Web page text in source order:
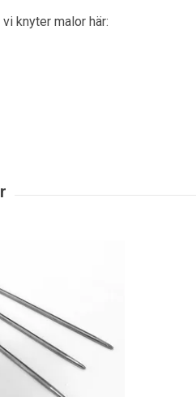
knyter malor här: